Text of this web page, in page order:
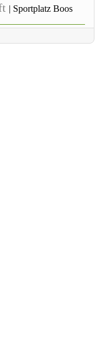
| Sportplatz Boos